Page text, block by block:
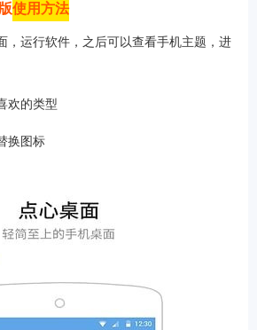
使用方法
，运行软件，之后可以查看手机主题，进
欢的类型
换图标